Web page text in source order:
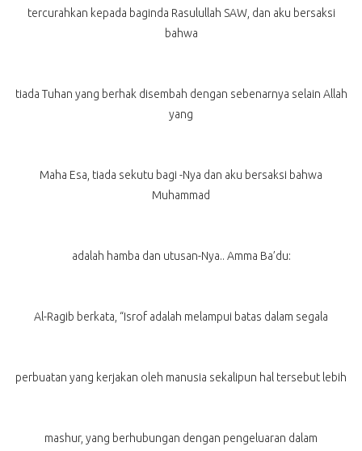
tercurahkan kepada baginda Rasulullah SAW, dan aku bersaksi
bahwa
tiada Tuhan yang berhak disembah dengan sebenarnya selain Allah
yang
Maha Esa, tiada sekutu bagi -Nya dan aku bersaksi bahwa
Muhammad
adalah hamba dan utusan-Nya.. Amma Ba’du:
Al-Ragib berkata, “Isrof adalah melampui batas dalam segala
perbuatan yang kerjakan oleh manusia sekalipun hal tersebut lebih
mashur, yang berhubungan dengan pengeluaran dalam